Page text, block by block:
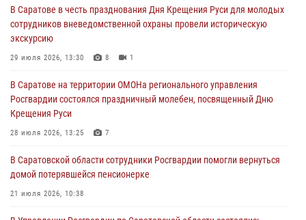
В Саратове в честь празднования Дня Крещения Руси для молодых
сотрудников вневедомственной охраны провели историческую
экскурсию
29 июля 2026, 13:30 8 1
В Саратове на территории ОМОНа регионального управления
Росгвардии состоялся праздничный молебен, посвященный Дню
Крещения Руси
28 июля 2026, 13:25 7
В Саратовской области сотрудники Росгвардии помогли вернуться
домой потерявшейся пенсионерке
21 июля 2026, 10:38